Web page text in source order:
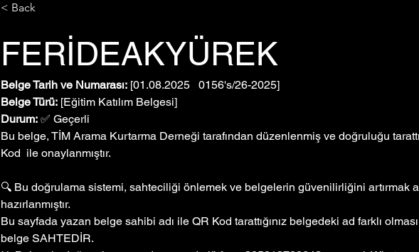
< Back
FERİDEAKYÜREK
Belge Tarih ve Numarası: [01.08.2025   0156's/26-2025]
Belge Türü: [Eğitim Katılım Belgesi]
Durum: ✅ Geçerli
Bu belge, TİM Arama Kurtarma Derneği tarafından düzenlenmiş ve doğruluğu
Kod  ile onaylanmıştır.
🔍 Bu doğrulama sistemi, sahteciliği önlemek ve belgelerin güvenilirliğini artırmak
hazırlanmıştır.
Bu sayfada yazan belge sahibi adı ile QR Kod tarattığınız belgedeki ad farklı
belge SAHTEDİR.